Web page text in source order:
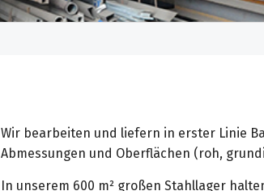
Wir bearbeiten und liefern in erster Linie
Abmessungen und Oberflächen (roh,
In unserem 600 m² großen Stahllager